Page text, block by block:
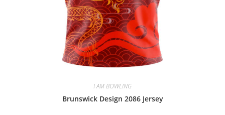
I AM BOWLING
Brunswick Design 2086 Jersey